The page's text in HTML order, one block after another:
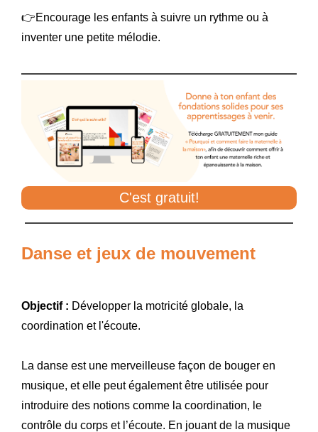
👉Encourage les enfants à suivre un rythme ou à
inventer une petite mélodie.
C'est gratuit!
Danse et jeux de mouvement
Objectif : Développer la motricité globale, la
coordination et l'écoute.
La danse est une merveilleuse façon de bouger en
musique, et elle peut également être utilisée pour
introduire des notions comme la coordination, le
contrôle du corps et l’écoute. En jouant de la musique